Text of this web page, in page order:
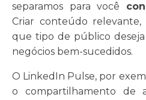
separamos para você
Criar conteúdo
que tipo de público
negócios bem-sucedidos.
O LinkedIn Pulse, por
o compartilhamento de